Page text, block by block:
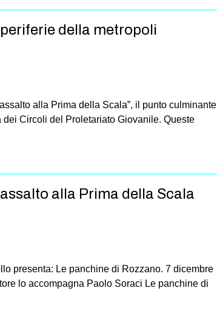
periferie della metropoli
alla Prima della Scala”, il punto culminante
Circoli del Proletariato Giovanile. Queste
alla Prima della Scala
presenta: Le panchine di Rozzano. 7 dicembre
lo accompagna Paolo Soraci Le panchine di